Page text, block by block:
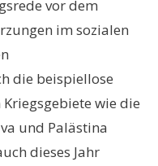
vor dem
im sozialen
die beispiellose
wie die
und Palästina
dieses Jahr